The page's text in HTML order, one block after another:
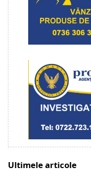
Ultimele articole